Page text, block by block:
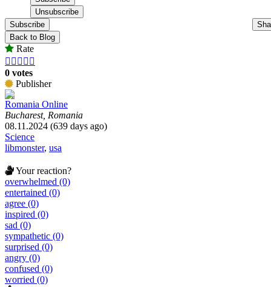
Subscribe
Back to Blog
Rate
    
0 votes
Publisher
Romania Online
Bucharest, Romania
08.11.2024 (639 days ago)
Science
libmonster, usa
Your reaction?
overwhelmed (0)
entertained (0)
agree (0)
inspired (0)
sad (0)
sympathetic (0)
surprised (0)
angry (0)
confused (0)
worried (0)